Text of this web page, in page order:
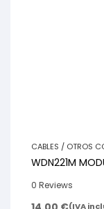
CABLES / OTROS
WDN221M
0 Reviews
(IVA